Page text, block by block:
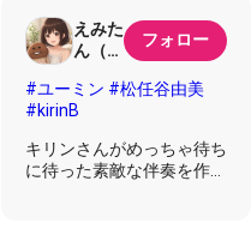
えみた
ん（旧
めこ）
フォロー
#ユーミン #松任谷由美
#kirinB
キリンさんがめっちゃ待ち
に待った素敵な伴奏を作っ